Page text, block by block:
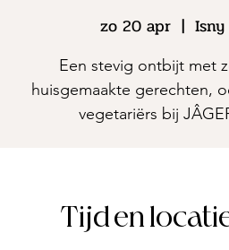
zo 20 apr
  |
Een stevig ontbijt met
huisgemaakte gerechten,
vegetariërs bij
Tijd en